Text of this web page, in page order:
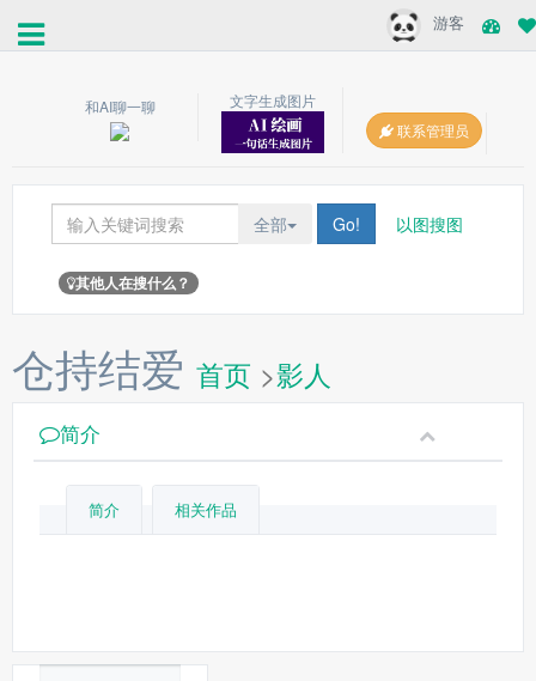
游客
和AI聊一聊
文字生成图片
联系管理员
全部 Go! 以图搜图
其他人在搜什么？
仓持结爱 首页 >影人
简介
简介 相关作品